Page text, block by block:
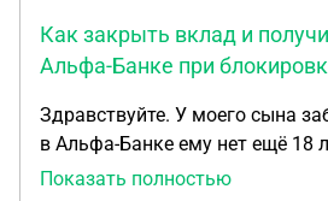
Как закрыть вклад и
Альфа-Банке при
Здравствуйте. У моего сына
в Альфа-Банке ему нет ещё 18
вклад в банке на сумму
Показать полностью